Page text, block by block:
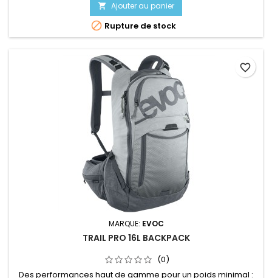
 Ajouter au panier
 Rupture de stock
MARQUE: EVOC
TRAIL PRO 16L BACKPACK
(0)
Des performances haut de gamme pour un poids minimal :
favorite_border